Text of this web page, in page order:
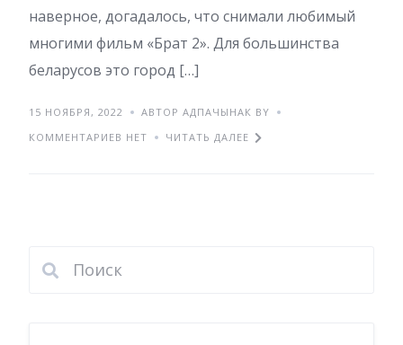
наверное, догадалось, что снимали любимый
многими фильм «Брат 2». Для большинства
беларусов это город […]
15 НОЯБРЯ, 2022
АВТОР АДПАЧЫНАК BY
КОММЕНТАРИЕВ НЕТ
ЧИТАТЬ ДАЛЕЕ